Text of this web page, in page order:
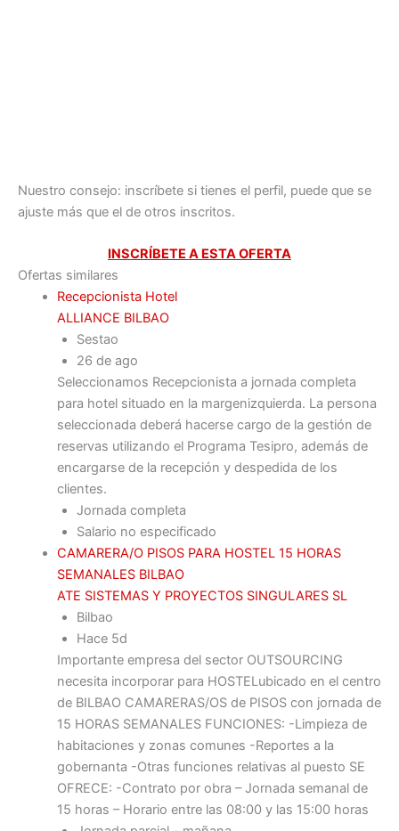
Nuestro consejo: inscríbete si tienes el perfil, puede que se
ajuste más que el de otros inscritos.
INSCRÍBETE A ESTA OFERTA
Ofertas similares
Recepcionista Hotel
ALLIANCE BILBAO
Sestao
26 de ago
Seleccionamos Recepcionista a jornada completa
para hotel situado en la margenizquierda. La persona
seleccionada deberá hacerse cargo de la gestión de
reservas utilizando el Programa Tesipro, además de
encargarse de la recepción y despedida de los
clientes.
Jornada completa
Salario no especificado
CAMARERA/O PISOS PARA HOSTEL 15 HORAS
SEMANALES BILBAO
ATE SISTEMAS Y PROYECTOS SINGULARES SL
Bilbao
Hace 5d
Importante empresa del sector OUTSOURCING
necesita incorporar para HOSTELubicado en el centro
de BILBAO CAMARERAS/OS de PISOS con jornada de
15 HORAS SEMANALES FUNCIONES: -Limpieza de
habitaciones y zonas comunes -Reportes a la
gobernanta -Otras funciones relativas al puesto SE
OFRECE: -Contrato por obra – Jornada semanal de
15 horas – Horario entre las 08:00 y las 15:00 horas